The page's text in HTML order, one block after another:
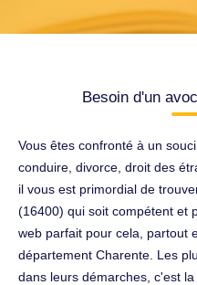
Besoin d'un
Vous êtes confronté à un
conduire, divorce, droit des
il vous est primordial de
(16400) qui soit compétent et
web parfait pour cela, partout
département Charente. Les
dans leurs démarches, c'est